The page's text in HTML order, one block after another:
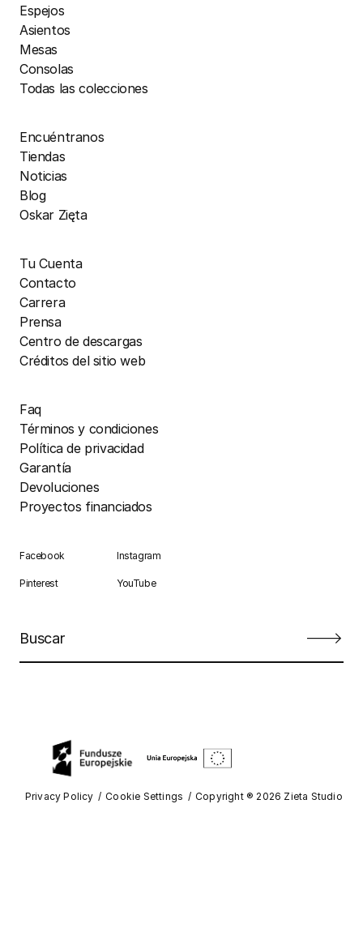
Espejos
Asientos
Mesas
Consolas
Todas las colecciones
Encuéntranos
Tiendas
Noticias
Blog
Oskar Zięta
Tu Cuenta
Contacto
Carrera
Prensa
Centro de descargas
Créditos del sitio web
Faq
Términos y condiciones
Política de privacidad
Garantía
Devoluciones
Proyectos financiados
Facebook Instagram
Pinterest YouTube
Privacy Policy Cookie Settings Copyright ® 2026 Zieta Studio